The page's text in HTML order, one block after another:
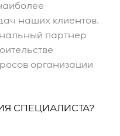
наших клиентов.
партнер
организации
СПЕЦИАЛИСТА?